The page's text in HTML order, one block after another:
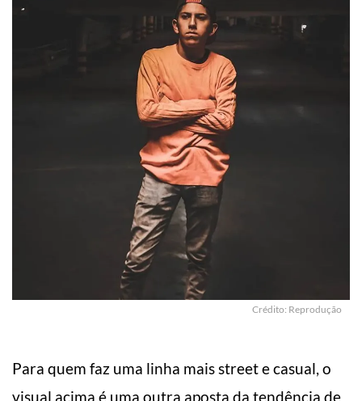
Crédito: Reprodução
Para quem faz uma linha mais street e casual, o
visual acima é uma outra aposta da tendência de